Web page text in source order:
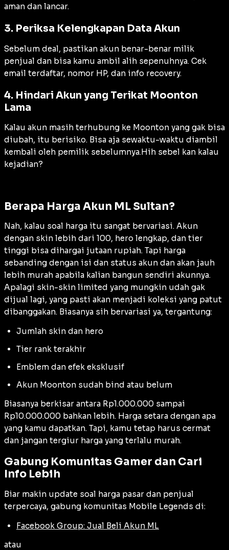
aman dan lancar.
3. Periksa Kelengkapan Data Akun
Sebelum deal, pastikan akun benar-benar milik
penjual dan bisa kamu ambil alih sepenuhnya. Cek
email terdaftar, nomor HP, dan info recovery.
4. Hindari Akun yang Terikat Moonton
Lama
Kalau akun masih terhubung ke Moonton yang gak bisa
diubah, itu berisiko. Bisa aja sewaktu-waktu diambil
kembali oleh pemilik sebelumnya.Hih sebel kan kalau
kejadian?
Berapa Harga Akun ML Sultan?
Nah, kalau soal harga itu sangat bervariasi. Akun
dengan skin lebih dari 100, hero lengkap, dan tier
tinggi bisa dihargai jutaan rupiah. Tapi harga
sebanding dengan isi dan status akun dan akan jauh
lebih murah apabila kalian bangun sendiri akunnya.
Apalagi skin-skin limited yang mungkin udah gak
dijual lagi, yang pasti akan menjadi koleksi yang patut
dibanggakan. Biasanya sih bervariasi ya, tergantung:
Jumlah skin dan hero
Tier rank terakhir
Emblem dan efek eksklusif
Akun Moonton sudah bind atau belum
Biasanya berkisar antara Rp1.000.000 sampai
Rp10.000.000 bahkan lebih. Harga setara dengan apa
yang kamu dapatkan. Tapi, kamu tetap harus cermat
dan jangan tergiur harga yang terlalu murah.
Gabung Komunitas Gamer dan Cari
Info Lebih
Biar makin update soal harga pasar dan penjual
terpercaya, gabung komunitas Mobile Legends di:
Facebook Group: Jual Beli Akun ML
atau